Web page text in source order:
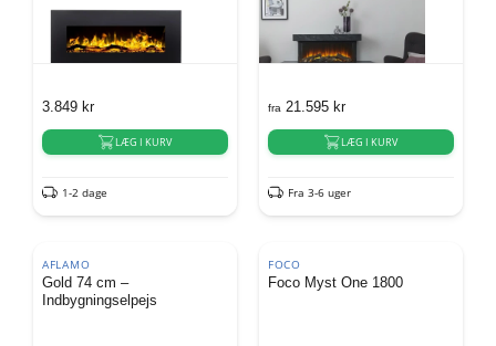
3.849 kr
LÆG I KURV
1-2 dage
fra 21.595 kr
LÆG I KURV
Fra 3-6 uger
AFLAMO
Gold 74 cm –
Indbygningselpejs
FOCO
Foco Myst One 1800